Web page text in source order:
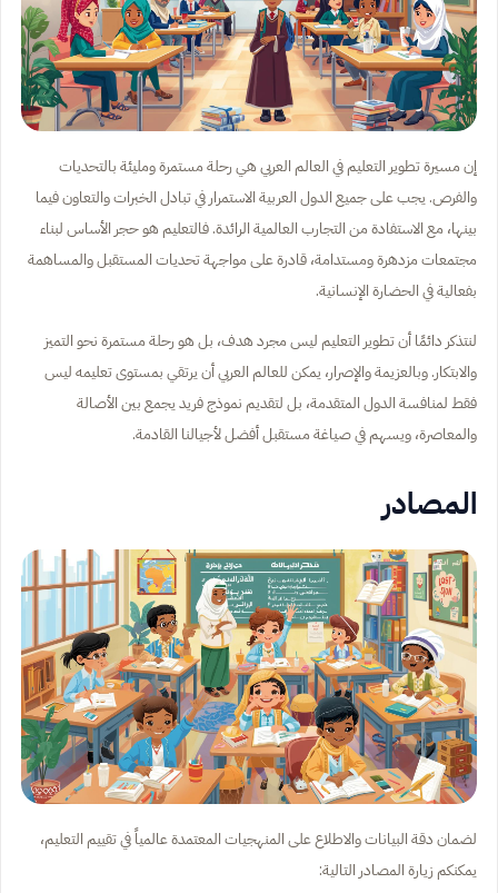
إن مسيرة تطوير التعليم في العالم العربي هي رحلة مستمرة ومليئة بالتحديات
والفرص. يجب على جميع الدول العربية الاستمرار في تبادل الخبرات والتعاون فيما
بينها، مع الاستفادة من التجارب العالمية الرائدة. فالتعليم هو حجر الأساس لبناء
مجتمعات مزدهرة ومستدامة، قادرة على مواجهة تحديات المستقبل والمساهمة
بفعالية في الحضارة الإنسانية.
لنتذكر دائمًا أن تطوير التعليم ليس مجرد هدف، بل هو رحلة مستمرة نحو التميز
والابتكار. وبالعزيمة والإصرار، يمكن للعالم العربي أن يرتقي بمستوى تعليمه ليس
فقط لمنافسة الدول المتقدمة، بل لتقديم نموذج فريد يجمع بين الأصالة
والمعاصرة، ويسهم في صياغة مستقبل أفضل لأجيالنا القادمة.
المصادر
لضمان دقة البيانات والاطلاع على المنهجيات المعتمدة عالمياً في تقييم التعليم،
يمكنكم زيارة المصادر التالية: